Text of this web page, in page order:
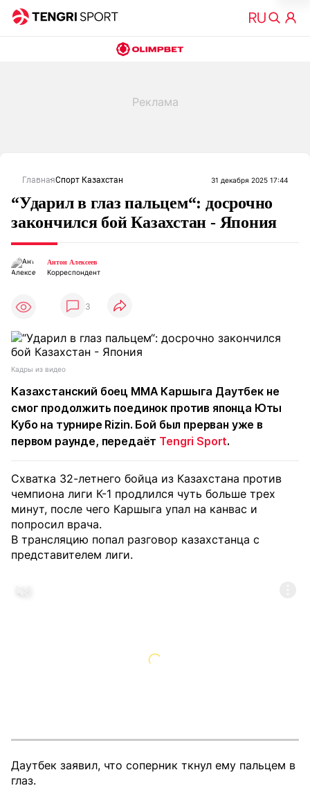
ГлавнаяСпорт Казахстан 31 декабря 2025 17:44
“Ударил в глаз пальцем“: досрочно
закончился бой Казахстан - Япония
Антон Алексеев
Корреспондент
3
Кадры из видео
Казахстанский боец MMA Каршыга Даутбек не
смог продолжить поединок против японца Юты
Кубо на турнире Rizin. Бой был прерван уже в
первом раунде, передаёт Tengri Sport.
Схватка 32-летнего бойца из Казахстана против
чемпиона лиги К-1 продлился чуть больше трех
минут, после чего Каршыга упал на канвас и
попросил врача.
В трансляцию попал разговор казахстанца с
представителем лиги.
Даутбек заявил, что соперник ткнул ему пальцем в
глаз.